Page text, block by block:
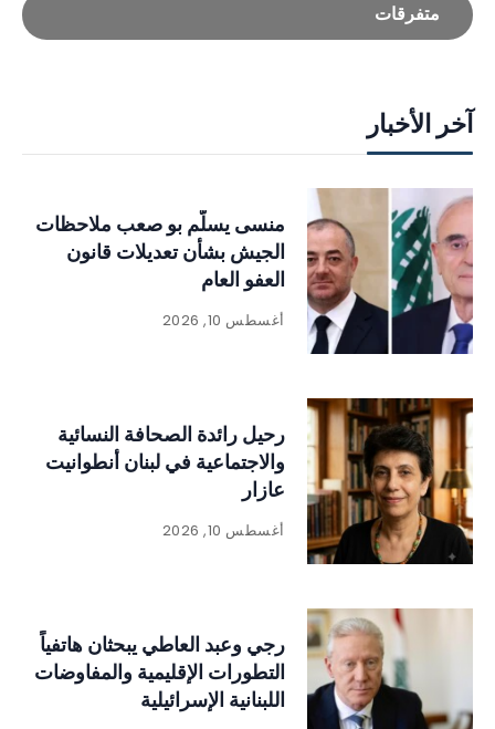
متفرقات
آخر الأخبار
منسى يسلّم بو صعب ملاحظات
الجيش بشأن تعديلات قانون
العفو العام
أغسطس 10, 2026
رحيل رائدة الصحافة النسائية
والاجتماعية في لبنان أنطوانيت
عازار
أغسطس 10, 2026
رجي وعبد العاطي يبحثان هاتفياً
التطورات الإقليمية والمفاوضات
اللبنانية الإسرائيلية